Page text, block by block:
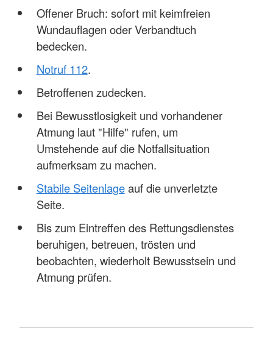
Offener Bruch: sofort mit keimfreien
Wundauflagen oder Verbandtuch
bedecken.
Notruf 112.
Betroffenen zudecken.
Bei Bewusstlosigkeit und vorhandener
Atmung laut "Hilfe" rufen, um
Umstehende auf die Notfallsituation
aufmerksam zu machen.
Stabile Seitenlageauf die unverletzte
Seite.
Bis zum Eintreffen des Rettungsdienstes
beruhigen, betreuen, trösten und
beobachten, wiederholt Bewusstsein und
Atmung prüfen.